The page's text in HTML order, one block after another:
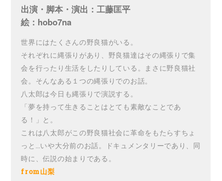
出演・脚本・演出：工藤匡平
絵：hobo7na
世界にはたくさんの野良猫がいる。
それぞれに縄張りがあり、野良猫達はその縄張りで集
会を行ったり生活をしたりしている。まさに野良猫社
会。そんなある１つの縄張りでのお話。
八太郎は今日も縄張りで演説する。
「夢を持って生きることはとても素敵なことであ
る！」と。
これは八太郎がこの野良猫社会に革命をもたらすちょ
っと…いや大分前のお話。ドキュメンタリーであり、同
時に、伝説の始まりである。
from山梨